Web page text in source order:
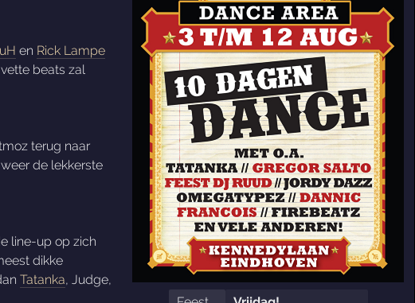
en Rick Lampe
beats zal
terug naar
de lekkerste
line-up op zich
dikke
Tatanka, Judge,